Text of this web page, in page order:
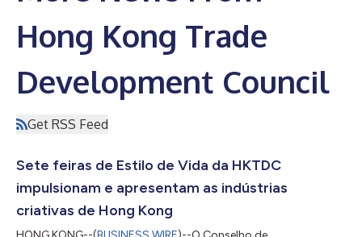
Hong Kong Trade
Development Council
Get RSS Feed
Sete feiras de Estilo de Vida da HKTDC
impulsionam e apresentam as indústrias
criativas de Hong Kong